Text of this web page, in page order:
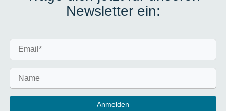
Newsletter ein: